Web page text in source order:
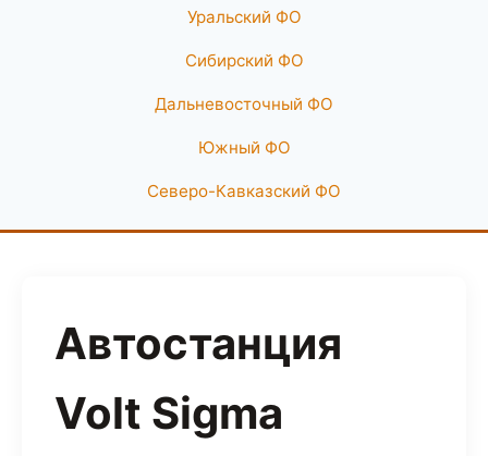
Уральский ФО
Сибирский ФО
Дальневосточный ФО
Южный ФО
Северо-Кавказский ФО
Автостанция
Volt Sigma